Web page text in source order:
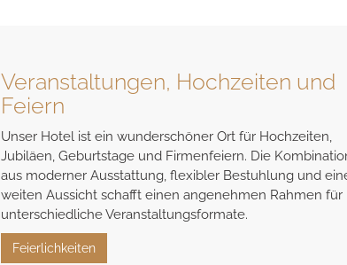
Veranstaltungen, Hochzeiten und
Feiern
Unser Hotel ist ein wunderschöner Ort für Hochzeiten,
Jubiläen, Geburtstage und Firmenfeiern. Die
aus moderner Ausstattung, flexibler Bestuhlung und einer
weiten Aussicht schafft einen angenehmen Rahmen für
unterschiedliche Veranstaltungsformate.